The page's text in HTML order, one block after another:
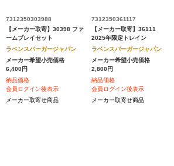
7312350303988
【メーカー取寄】30398 ファ
ームプレイセット
ラベンスバーガージャパン
メーカー希望小売価格
6,400円
納品価格
会員ログイン後表示
メーカー取寄せ商品
7312350361117
【メーカー取寄】36111
2025年限定トレイン
ラベンスバーガージャパン
メーカー希望小売価格
2,800円
納品価格
会員ログイン後表示
メーカー取寄せ商品